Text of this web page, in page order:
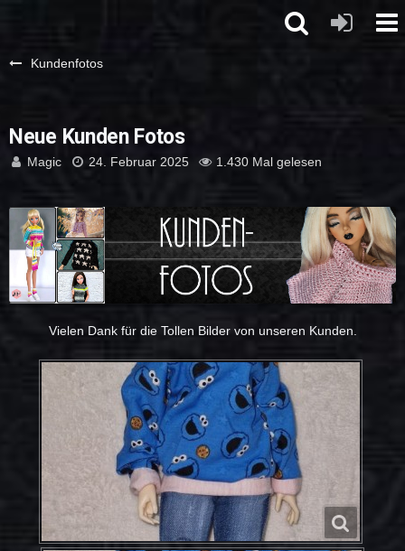
Kundenfotos
Neue Kunden Fotos
Magic 24. Februar 2025 1.430 Mal gelesen
Vielen Dank für die Tollen Bilder von unseren Kunden.